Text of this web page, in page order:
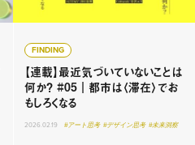
FINDING
【連載】最近気づいていないことは
何か？ #05｜都市は〈滞在〉でお
もしろくなる
2026.02.19 #アート思考 #デザイン思考 #未来洞察